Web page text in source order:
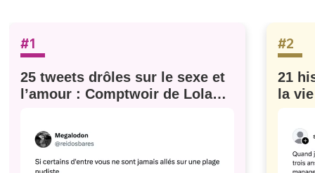
#1
25 tweets drôles sur le sexe et
l’amour : Comptwoir de Lola
#2
21
la